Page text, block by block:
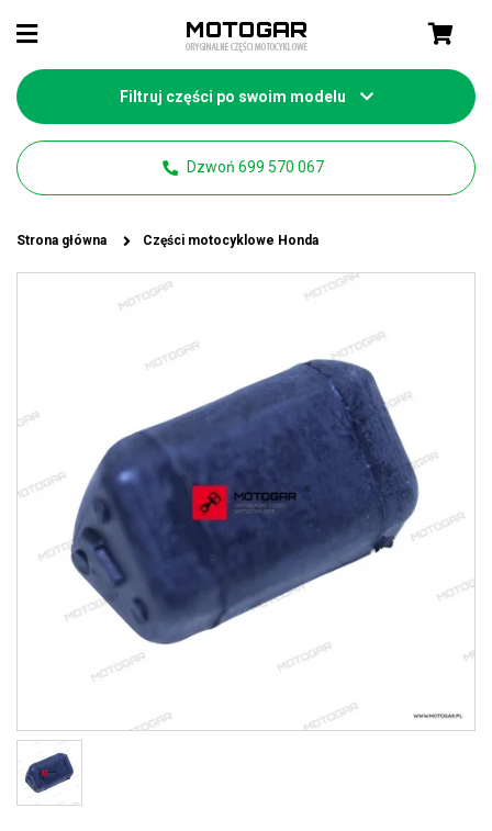
Filtruj części po swoim modelu
Dzwoń 699 570 067
Strona główna Części motocyklowe Honda